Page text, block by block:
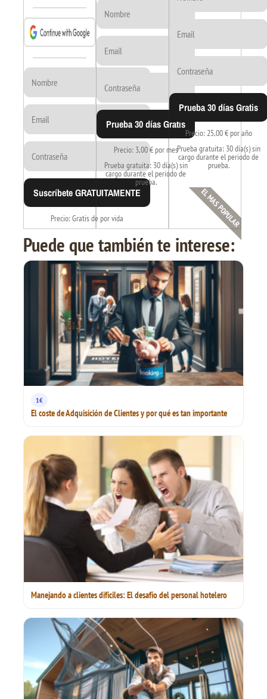
Suscríbete GRATUITAMENTE
Precio: Gratis de por vida
Prueba 30 días Gratis
Precio: 3,00 € por mes
Prueba gratuita: 30 día(s) sin
cargo durante el periodo de
prueba.
Prueba 30 días Gratis
Precio: 25,00 € por año
Prueba gratuita: 30 día(s) sin
cargo durante el periodo de
prueba.
EL MAS POPULAR
Puede que también te interese:
1€
El coste de Adquisición de Clientes y por qué es tan importante
Manejando a clientes difíciles: El desafío del personal hotelero